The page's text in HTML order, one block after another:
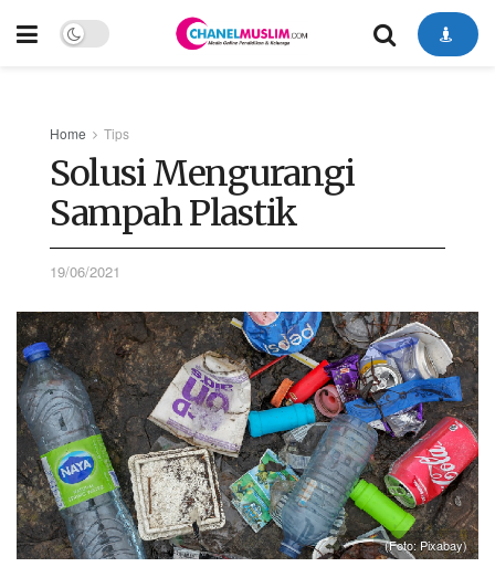
Home Tips
Solusi Mengurangi
Sampah Plastik
19/06/2021
(Foto: Pixabay)